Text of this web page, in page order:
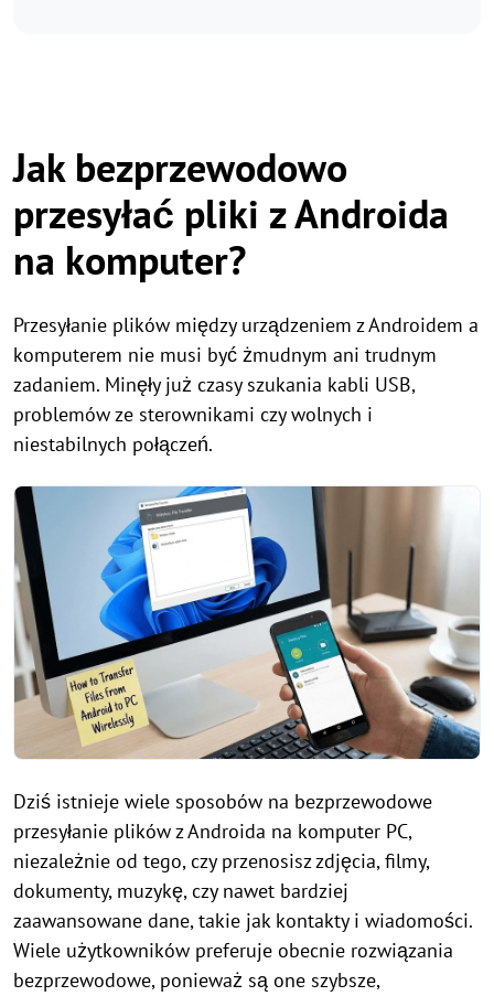
Jak bezprzewodowo
przesyłać pliki z Androida
na komputer?
Przesyłanie plików między urządzeniem z Androidem a
komputerem nie musi być żmudnym ani trudnym
zadaniem. Minęły już czasy szukania kabli USB,
problemów ze sterownikami czy wolnych i
niestabilnych połączeń.
Dziś istnieje wiele sposobów na bezprzewodowe
przesyłanie plików z Androida na komputer PC,
niezależnie od tego, czy przenosisz zdjęcia, filmy,
dokumenty, muzykę, czy nawet bardziej
zaawansowane dane, takie jak kontakty i wiadomości.
Wiele użytkowników preferuje obecnie rozwiązania
bezprzewodowe, ponieważ są one szybsze,